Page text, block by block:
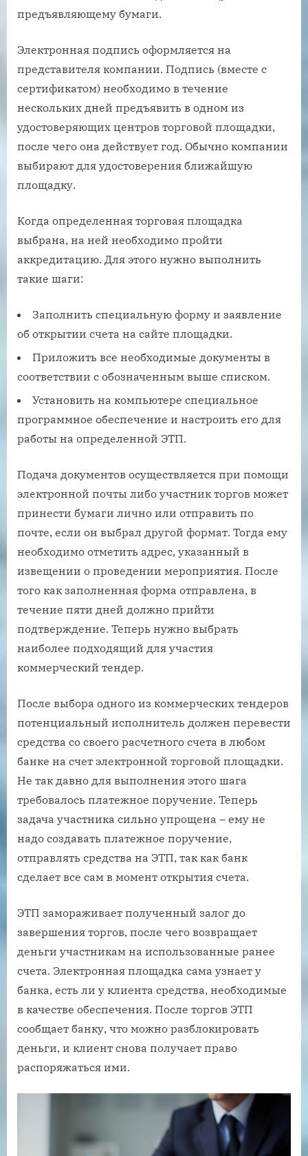
предъявляющему бумаги.
Электронная подпись оформляется на
представителя компании. Подпись (вместе с
сертификатом) необходимо в течение
нескольких дней предъявить в одном из
удостоверяющих центров торговой площадки,
после чего она действует год. Обычно компании
выбирают для удостоверения ближайшую
площадку.
Когда определенная торговая площадка
выбрана, на ней необходимо пройти
аккредитацию. Для этого нужно выполнить
такие шаги:
Заполнить специальную форму и заявление
об открытии счета на сайте площадки.
Приложить все необходимые документы в
соответствии с обозначенным выше списком.
Установить на компьютере специальное
программное обеспечение и настроить его для
работы на определенной ЭТП.
Подача документов осуществляется при помощи
электронной почты либо участник торгов может
принести бумаги лично или отправить по
почте, если он выбрал другой формат. Тогда ему
необходимо отметить адрес, указанный в
извещении о проведении мероприятия. После
того как заполненная форма отправлена, в
течение пяти дней должно прийти
подтверждение. Теперь нужно выбрать
наиболее подходящий для участия
коммерческий тендер.
После выбора одного из коммерческих тендеров
потенциальный исполнитель должен перевести
средства со своего расчетного счета в любом
банке на счет электронной торговой площадки.
Не так давно для выполнения этого шага
требовалось платежное поручение. Теперь
задача участника сильно упрощена – ему не
надо создавать платежное поручение,
отправлять средства на ЭТП, так как банк
сделает все сам в момент открытия счета.
ЭТП замораживает полученный залог до
завершения торгов, после чего возвращает
деньги участникам на использованные ранее
счета. Электронная площадка сама узнает у
банка, есть ли у клиента средства, необходимые
в качестве обеспечения. После торгов ЭТП
сообщает банку, что можно разблокировать
деньги, и клиент снова получает право
распоряжаться ими.